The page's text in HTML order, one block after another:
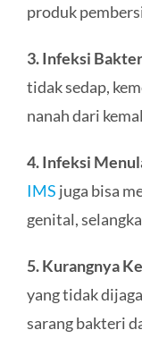
produk
3. Infeksi
tidak sedap,
nanah dari
4. Infeksi
IMS juga bisa
genital,
5. Kurangnya
yang tidak
sarang bakteri